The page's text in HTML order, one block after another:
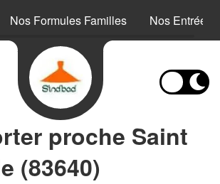
Nos Formules Familles Nos Entrées
proche Saint
(83640)